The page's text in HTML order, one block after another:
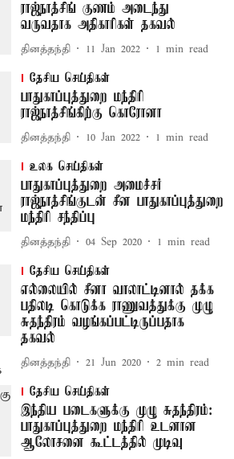
ராஜ்நாத்சிங் குணம் அடைந்து
வருவதாக அதிகாரிகள் தகவல்
தினத்தந்தி 11 Jan 2022 1 min read
தேசிய செய்திகள்
பாதுகாப்புத்துறை மந்திரி
ராஜ்நாத்சிங்கிற்கு கொரோனா
தினத்தந்தி 10 Jan 2022 1 min read
உலக செய்திகள்
பாதுகாப்புத்துறை அமைச்சர்
ராஜ்நாத்சிங்குடன் சீன பாதுகாப்புத்துறை
மந்திரி சந்திப்பு
தினத்தந்தி 04 Sep 2020 1 min read
தேசிய செய்திகள்
எல்லையில் சீனா வாலாட்டினால் தக்க
பதிலடி கொடுக்க ராணுவத்துக்கு முழு
சுதந்திரம் வழங்கப்பட்டிருப்பதாக
தகவல்
தினத்தந்தி 21 Jun 2020 2 min read
தேசிய செய்திகள்
இந்திய படைகளுக்கு முழு சுதந்திரம்:
பாதுகாப்புத்துறை மந்திரி உடனான
ஆலோசனை கூட்டத்தில் முடிவு